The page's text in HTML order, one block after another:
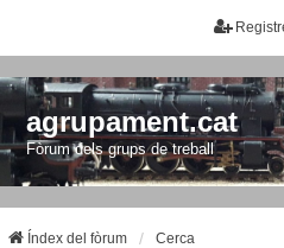
agrupament.cat
Fòrum dels grups de treball
Índex del fòrum Cerca